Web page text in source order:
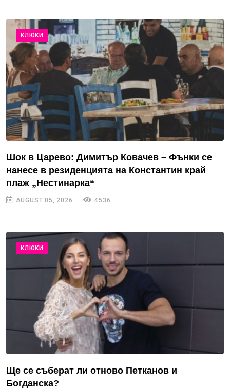
КЛЮКИ
Шок в Царево: Димитър Ковачев – Фънки се
нанесе в резиденцията на Константин край
плаж „Нестинарка“
AUGUST 05, 2026 4536
КЛЮКИ
Ще се съберат ли отново Петканов и
Богданска?